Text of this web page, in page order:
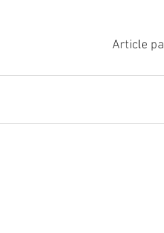
Article